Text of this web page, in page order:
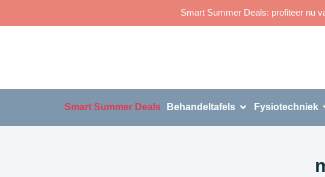
Smart Summer Deals: profiteer nu
Smart Summer Deals Behandeltafels Fysiotechniek